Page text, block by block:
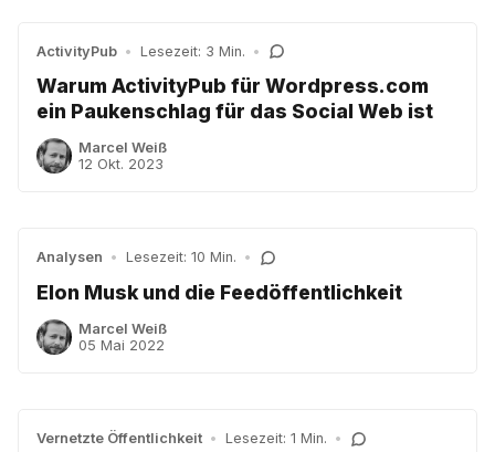
ActivityPub • Lesezeit: 3 Min. •
Warum ActivityPub für Wordpress.com
ein Paukenschlag für das Social Web ist
Marcel Weiß
12 Okt. 2023
Analysen • Lesezeit: 10 Min. •
Elon Musk und die Feedöffentlichkeit
Marcel Weiß
05 Mai 2022
Vernetzte Öffentlichkeit • Lesezeit: 1 Min. •